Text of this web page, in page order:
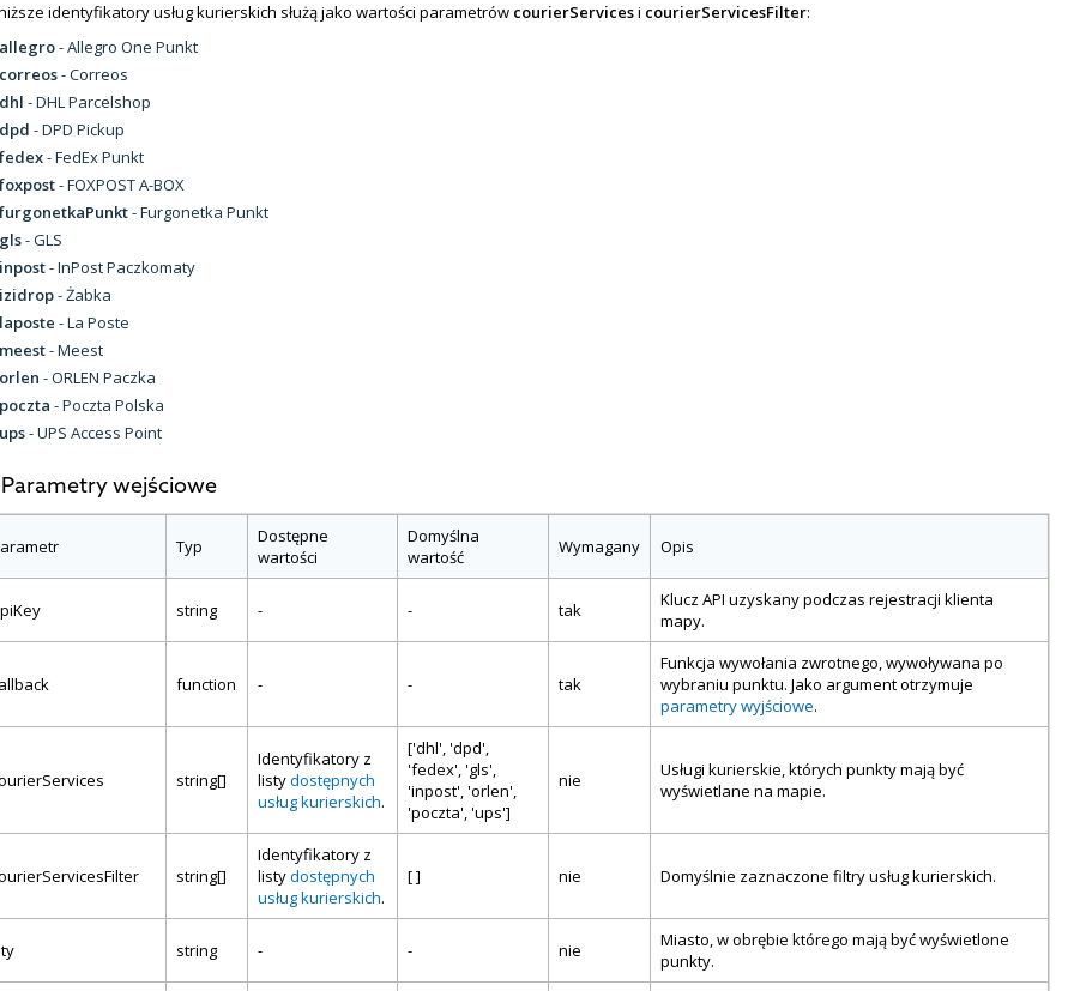
identyfikatory usług kurierskich służą jako wartości parametrów courierServicesi courierServicesFilter:
allegro- Allegro One Punkt
correos- Correos
dhl - DHL Parcelshop
dpd - DPD Pickup
fedex- FedEx Punkt
foxpost- FOXPOST A-BOX
furgonetkaPunkt- Furgonetka Punkt
gls- GLS
inpost- InPost Paczkomaty
izidrop- Żabka
laposte - La Poste
meest- Meest
orlen - ORLEN Paczka
poczta - Poczta Polska
ups- UPS Access Point
Parametry wejściowe
Typ
Dostępne
wartości
Domyślna
wartość
Wymagany Opis
string - - tak
Klucz API uzyskany podczas rejestracji klienta
mapy.
function - - tak
Funkcja wywołania zwrotnego, wywoływana po
wybraniu punktu. Jako argument otrzymuje
parametry wyjściowe.
string[]
Identyfikatory z
listydostępnych
usług kurierskich.
['dhl', 'dpd',
'fedex', 'gls',
'inpost', 'orlen',
'poczta', 'ups']
nie
Usługi kurierskie, których punkty mają być
wyświetlane na mapie.
string[]
Identyfikatory z
listydostępnych
usług kurierskich.
[ ] nie Domyślnie zaznaczone filtry usług kurierskich.
string - - nie
Miasto, w obrębie którego mają być wyświetlone
punkty.